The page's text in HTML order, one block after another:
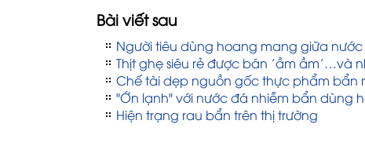
Bài viết sau
Người tiêu dùng hoang mang giữa
Thịt ghẹ siêu rẻ được bán ’ầm ầm’…và
Chế tài dẹp nguồn gốc thực phẩm bẩn
"Ớn lạnh" với nước đá nhiễm bẩn dùng
Hiện trạng rau bẩn trên thị trường